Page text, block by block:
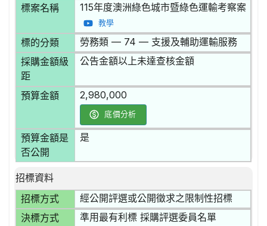
標案名稱 115年度澳洲綠色城市暨綠色運輸考察案
教學
標的分類 勞務類 — 74 — 支援及輔助運輸服務
採購金額級
距
公告金額以上未達查核金額
預算金額 2,980,000
底價分析
預算金額是
否公開
是
招標資料
招標方式
經公開評選或公開徵求之限制性招標
決標方式 準用最有利標 採購評選委員名單